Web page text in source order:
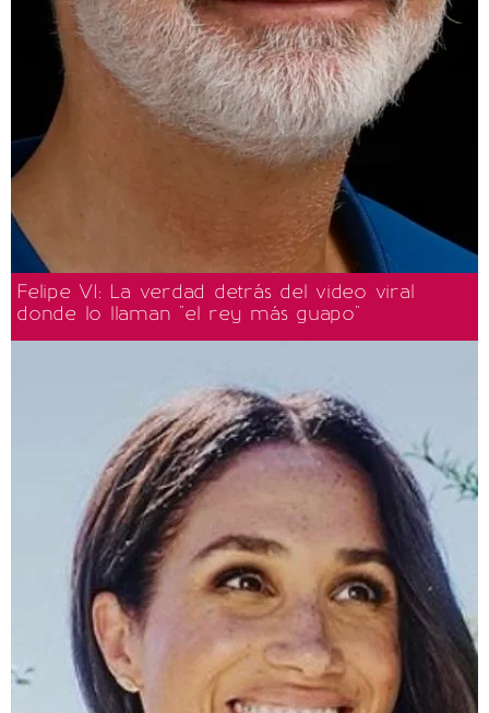
Felipe VI: La verdad detrás del video viral
donde lo llaman "el rey más guapo"